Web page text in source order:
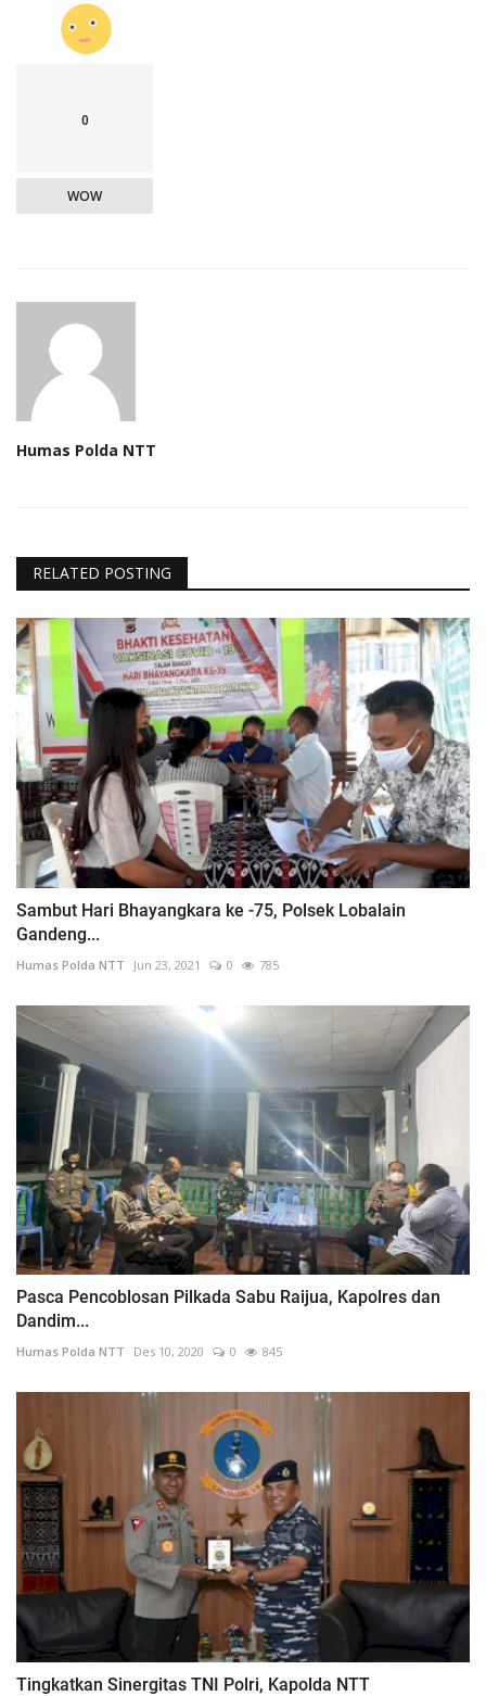
0
WOW
Humas Polda NTT
RELATED POSTING
Sambut Hari Bhayangkara ke -75, Polsek Lobalain
Gandeng...
Humas Polda NTT Jun 23, 2021 0 785
Pasca Pencoblosan Pilkada Sabu Raijua, Kapolres dan
Dandim...
Humas Polda NTT Des 10, 2020 0 845
Tingkatkan Sinergitas TNI Polri, Kapolda NTT